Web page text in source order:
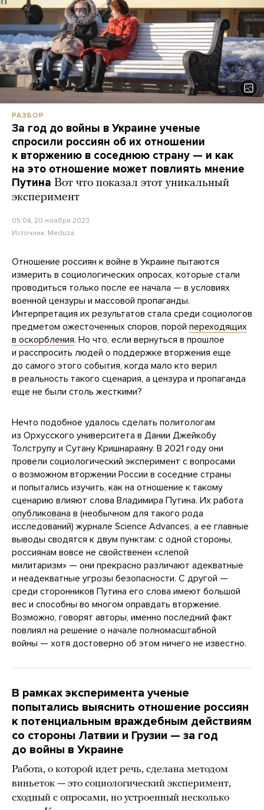
РАЗБОР
За год до войны в Украине ученые
спросили россиян об их отношении
к вторжению в соседнюю страну — и как
на это отношение может повлиять мнение
Путина Вот что показал этот уникальный
эксперимент
05:04, 20 ноября 2023
Источник: Meduza
Отношение россиян к войне в Украине пытаются
измерить в социологических опросах, которые стали
проводиться только после ее начала — в условиях
военной цензуры и массовой пропаганды.
Интерпретация их результатов стала среди социологов
предметом ожесточенных споров, порой переходящих
в оскорбления. Но что, если вернуться в прошлое
и расспросить людей о поддержке вторжения еще
до самого этого события, когда мало кто верил
в реальность такого сценария, а цензура и пропаганда
еще не были столь жесткими?
Нечто подобное удалось сделать политологам
из Орхусского университета в Дании Джейкобу
Толструпу и Сутану Кришнараяну. В 2021 году они
провели социологический эксперимент с вопросами
о возможном вторжении России в соседние страны
и попытались изучить, как на отношение к такому
сценарию влияют слова Владимира Путина. Их работа
опубликована в (необычном для такого рода
исследований) журнале Science Advances, а ее главные
выводы сводятся к двум пунктам: с одной стороны,
россиянам вовсе не свойственен «слепой
милитаризм» — они прекрасно различают адекватные
и неадекватные угрозы безопасности. С другой —
среди сторонников Путина его слова имеют большой
вес и способны во многом оправдать вторжение.
Возможно, говорят авторы, именно последний факт
повлиял на решение о начале полномасштабной
войны — хотя достоверно об этом ничего не известно.
В рамках эксперимента ученые
попытались выяснить отношение россиян
к потенциальным враждебным действиям
со стороны Латвии и Грузии — за год
до войны в Украине
Работа, о которой идет речь, сделана методом
виньеток — это социологический эксперимент,
сходный с опросами, но устроенный несколько